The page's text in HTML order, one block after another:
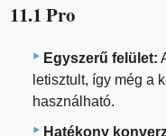
11.1 Pro
Egyszerű felület:
letisztult, így még a
használható.
Hatékony